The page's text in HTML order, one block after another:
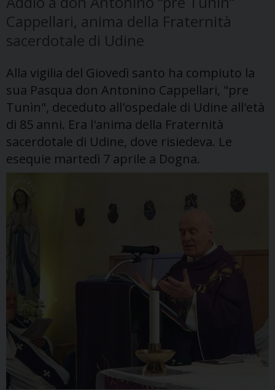
Cappellari, anima della Fraternità
sacerdotale di Udine
Alla vigilia del Giovedì santo ha compiuto la
sua Pasqua don Antonino Cappellari, "pre
Tunìn", deceduto all'ospedale di Udine all'età
di 85 anni. Era l'anima della Fraternità
sacerdotale di Udine, dove risiedeva. Le
esequie martedì 7 aprile a Dogna.